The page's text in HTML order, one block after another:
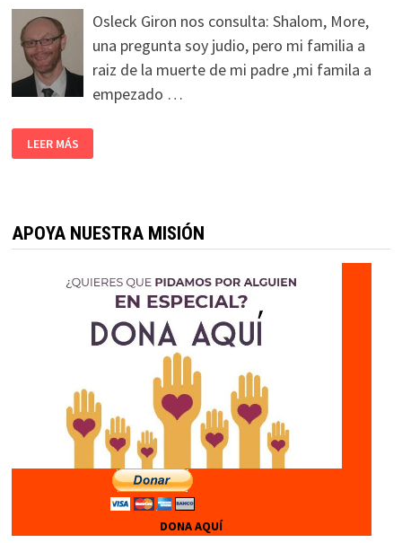
Osleck Giron nos consulta: Shalom, More,
una pregunta soy judio, pero mi familia a
raiz de la muerte de mi padre ,mi famila a
empezado …
LEER MÁS
APOYA NUESTRA MISIÓN
DONA AQUÍ